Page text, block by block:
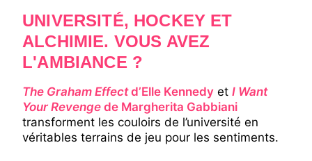
UNIVERSITÉ, HOCKEY ET
ALCHIMIE. VOUS AVEZ
L'AMBIANCE ?
The Graham Effectd’Elle Kennedy et I Want
Your Revenge de Margherita Gabbiani
transforment les couloirs de l’université en
véritables terrains de jeu pour les sentiments.